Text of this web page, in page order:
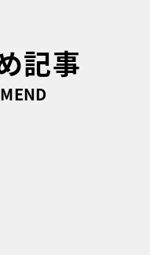
記事